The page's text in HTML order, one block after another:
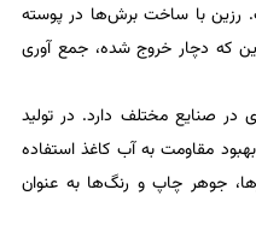
رزین با ساخت برش‌ها در پوسته
که دچار خروج شده، جمع‌ آوری
در صنایع مختلف دارد. در تولید
مقاومت به آب کاغذ استفاده
جوهر چاپ و رنگ‌ها به عنوان